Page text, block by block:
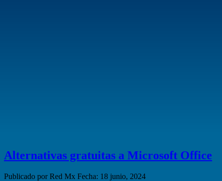
Alternativas gratuitas a Microsoft Office
Publicado por Red Mx Fecha: 18 junio, 2024